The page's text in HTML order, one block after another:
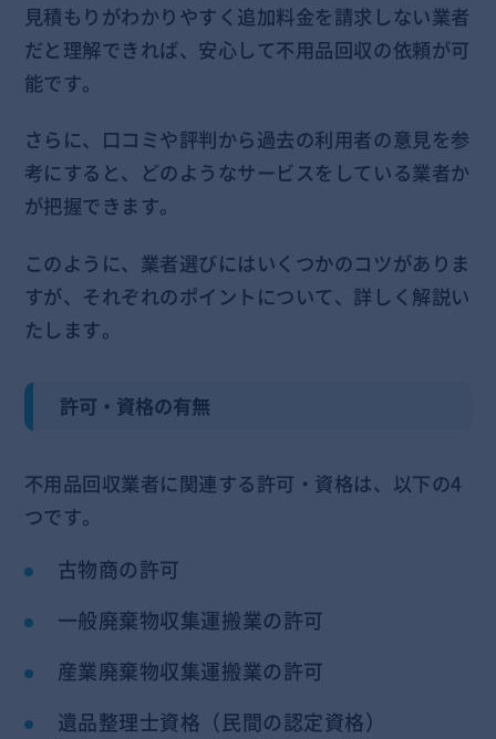
見積もりがわかりやすく追加料金を請求しない業者
だと理解できれば、安心して不用品回収の依頼が可
能です。
さらに、口コミや評判から過去の利用者の意見を参
考にすると、どのようなサービスをしている業者か
が把握できます。
このように、業者選びにはいくつかのコツがありま
すが、それぞれのポイントについて、詳しく解説い
たします。
許可・資格の有無
不用品回収業者に関連する許可・資格は、以下の4
つです。
古物商の許可
一般廃棄物収集運搬業の許可
産業廃棄物収集運搬業の許可
遺品整理士資格（民間の認定資格）